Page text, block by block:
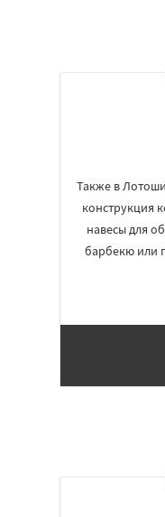
Также в
конструкция
навесы для
барбекю или